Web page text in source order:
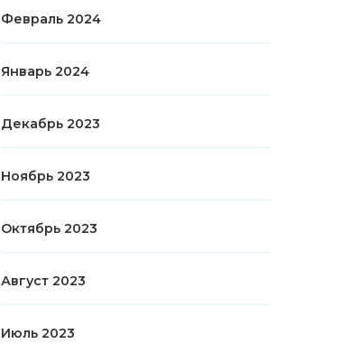
Февраль 2024
Январь 2024
Декабрь 2023
Ноябрь 2023
Октябрь 2023
Август 2023
Июль 2023